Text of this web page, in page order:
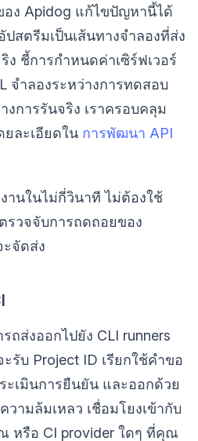
อง Apidog แก้ไขปัญหานี้ได้
สตรีมเป็นเส้นทางจำลองที่ส่ง
ง ชี้การกำหนดค่าเซิร์ฟเวอร์
จำลองระหว่างการทดสอบ
งการรันจริง เราครอบคลุม
ยละเอียดใน การพัฒนา API
นในไม่กี่วินาที ไม่ต้องใช้
รวจจับการถดถอยของ
จัดส่ง
ถส่งออกไปยัง CLI runners
ะรับ Project ID เรียกใช้คำขอ
ะเมินการยืนยัน และออกด้วย
วามล้มเหลว เชื่อมโยงเข้ากับ
หรือ CI provider ใดๆ ที่คุณ